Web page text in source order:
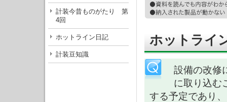
計装今昔ものがたり 第
4回
ホットライン日記
計装豆知識
ホットライ
設備の改修
に取り込む
する予定であり